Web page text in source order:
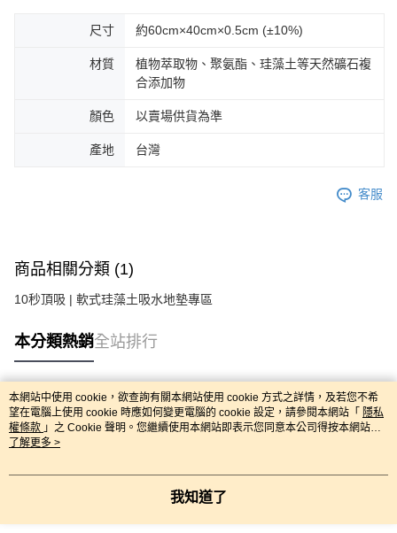
尺寸 約60cm×40cm×0.5cm (±10%)
材質
植物萃取物、聚氨酯、珪藻土等天然礦石複
合添加物
顏色 以賣場供貨為準
產地 台灣
客服
商品相關分類 (1)
10秒頂吸 | 軟式珪藻土吸水地墊專區
本分類熱銷全站排行
熱門標籤
本網站中使用 cookie，欲查詢有關本網站使用 cookie 方式之詳情，及若您不希
望在電腦上使用 cookie 時應如何變更電腦的 cookie 設定，請參閱本網站「 隱私
權條款 」之 Cookie 聲明。您繼續使用本網站即表示您同意本公司得按本網站使
用條款之 Cookie 聲明使用 cookie。
了解更多 >
我知道了